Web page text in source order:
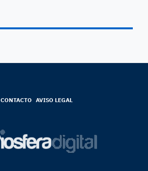
CONTACTO AVISO LEGAL